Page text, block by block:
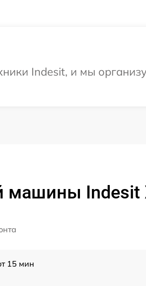
Indesit, и мы
Indesit
15 мин